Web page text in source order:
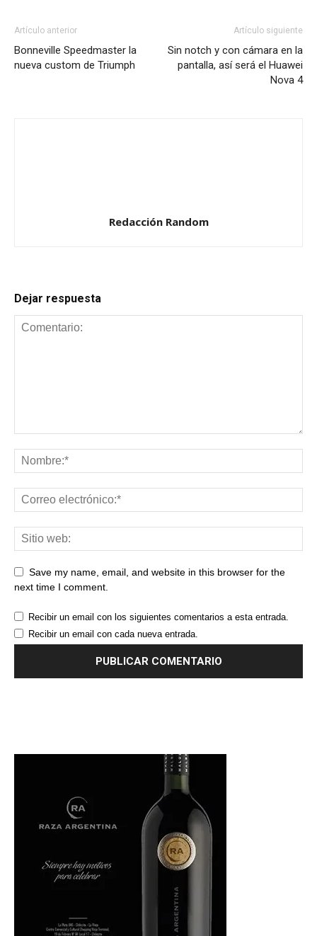
Artículo anterior
Bonneville Speedmaster la
nueva custom de Triumph
Artículo siguiente
Sin notch y con cámara en la
pantalla, así será el Huawei
Nova 4
Redacción Random
Dejar respuesta
Save my name, email, and website in this browser for the
next time I comment.
Recibir un email con los siguientes comentarios a esta entrada.
Recibir un email con cada nueva entrada.